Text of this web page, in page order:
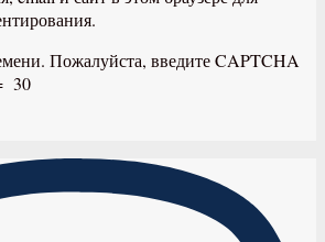
Пожалуйста, введите CAPTCHA
30